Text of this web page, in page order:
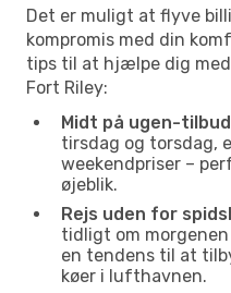
Det er muligt at flyve
kompromis med din
tips til at hjælpe dig
Fort Riley:
Midt på ugen-
tirsdag og torsdag,
weekendpriser –
øjeblik.
Rejs uden for
tidligt om
en tendens til at
køer i lufthavnen.